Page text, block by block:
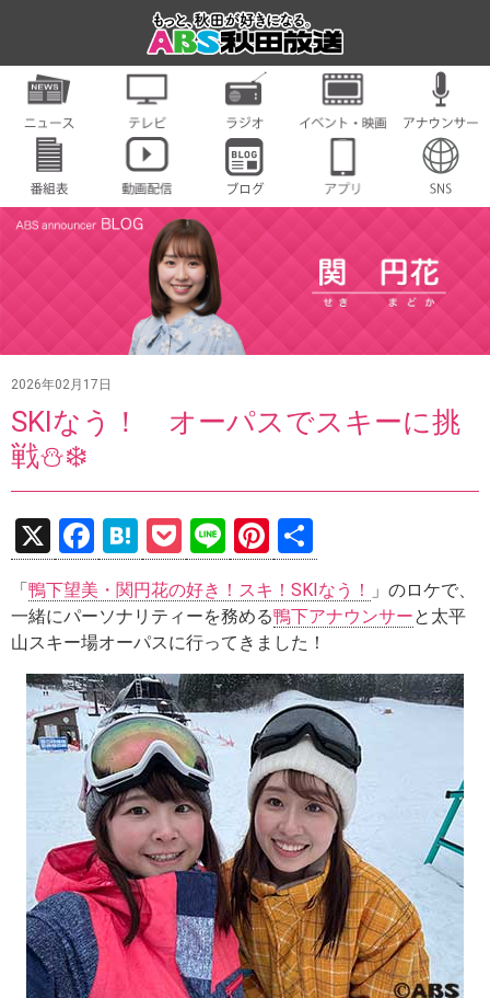
2026年02月17日
SKIなう！ オーパスでスキーに挑
戦⛄️❄️
X
F
a
ce
b
o
o
k
H
at
e
n
a
P
o
ck
et
Li
n
e
Pi
nt
er
es
t
有
「鴨下望美・関円花の好き！スキ！SKIなう！
」のロケで、
一緒にパーソナリティーを務める鴨下アナウンサーと太平
山スキー場オーパスに行ってきました！